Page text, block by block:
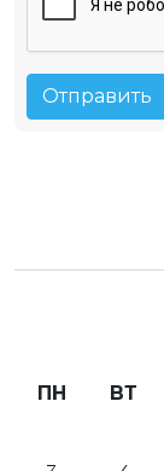
Отправить
ПН ВТ